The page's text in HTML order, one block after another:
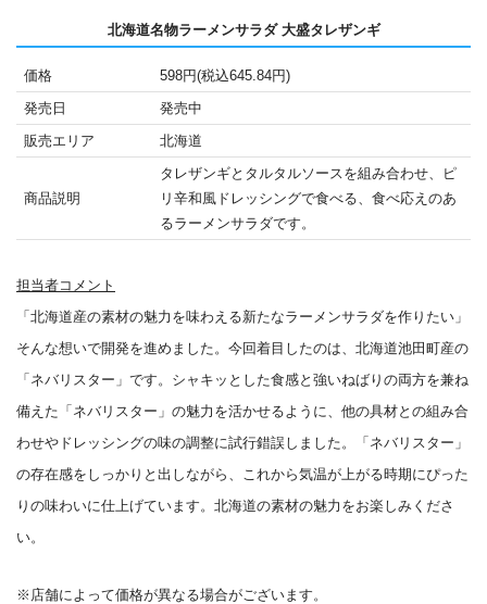
北海道名物ラーメンサラダ 大盛タレザンギ
価格
598円(税込645.84円)
発売日
発売中
販売エリア
北海道
商品説明
タレザンギとタルタルソースを組み合わせ、ピ
リ辛和風ドレッシングで食べる、食べ応えのあ
るラーメンサラダです。
担当者コメント
「北海道産の素材の魅力を味わえる新たなラーメンサラダを作りたい」
そんな想いで開発を進めました。今回着目したのは、北海道池田町産の
「ネバリスター」です。シャキッとした食感と強いねばりの両方を兼ね
備えた「ネバリスター」の魅力を活かせるように、他の具材との組み合
わせやドレッシングの味の調整に試行錯誤しました。「ネバリスター」
の存在感をしっかりと出しながら、これから気温が上がる時期にぴった
りの味わいに仕上げています。北海道の素材の魅力をお楽しみくださ
い。
※店舗によって価格が異なる場合がございます。